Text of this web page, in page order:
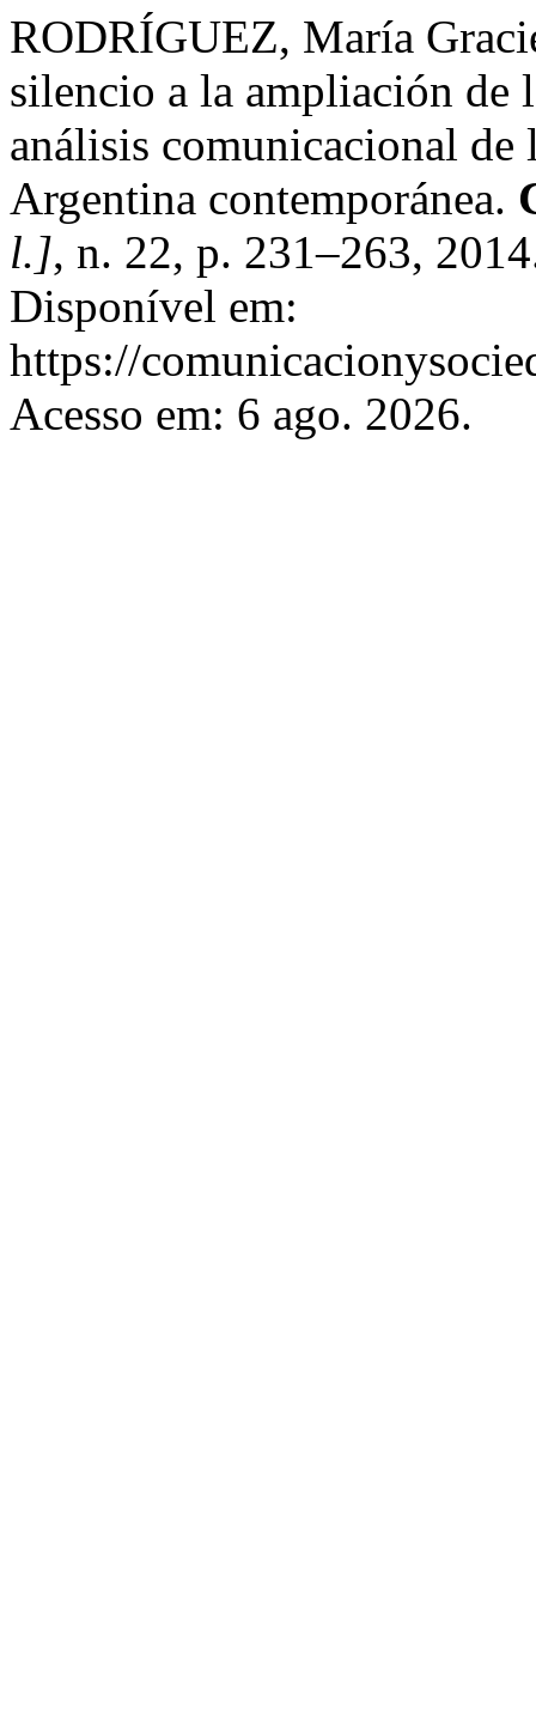
RODRÍGUEZ, María
silencio a la ampliación de
análisis comunicacional de
Argentina contemporánea.
l.], n. 22, p. 231–263,
Disponível em:
https://
Acesso em: 6 ago. 2026.